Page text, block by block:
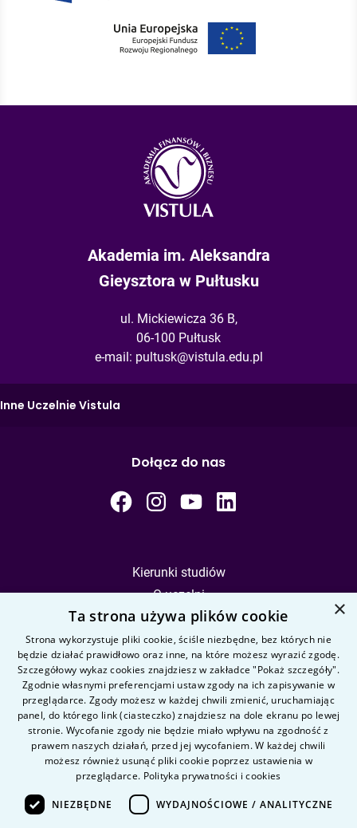
Akademia im. Aleksandra
Gieysztora w Pułtusku
ul. Mickiewicza 36 B,
06-100 Pułtusk
e-mail: pultusk@vistula.edu.pl
Inne Uczelnie Vistula
Kierunki studiów
O uczelni
Kandydat
Student
Nauka i badania
Intranet
Pytania i odpowiedzi
Kontakt
Kariera na uczelni
Dołącz do nas
×
Ta strona używa plików cookie
Strona wykorzystuje pliki cookie, ściśle niezbędne, bez których nie
będzie działać prawidłowo oraz inne, na które możesz wyrazić zgodę.
Szczegółowy wykaz cookies znajdziesz w zakładce "Pokaż szczegóły".
Zgodnie własnymi preferencjami ustaw zgody na ich zapisywanie w
przeglądarce. Zgody możesz w każdej chwili zmienić, uruchamiając
panel, do którego link (ciasteczko) znajdziesz na dole ekranu po lewej
stronie. Wycofanie zgody nie będzie miało wpływu na zgodność z
prawem naszych działań, przed jej wycofaniem. W każdej chwili
możesz również usunąć pliki cookie poprzez ustawienia w
przeglądarce. Polityka prywatności i cookies
NIEZBĘDNE WYDAJNOŚCIOWE / ANALITYCZNE